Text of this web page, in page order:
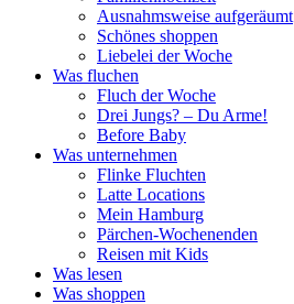
Ausnahmsweise aufgeräumt
Schönes shoppen
Liebelei der Woche
Was fluchen
Fluch der Woche
Drei Jungs? – Du Arme!
Before Baby
Was unternehmen
Flinke Fluchten
Latte Locations
Mein Hamburg
Pärchen-Wochenenden
Reisen mit Kids
Was lesen
Was shoppen